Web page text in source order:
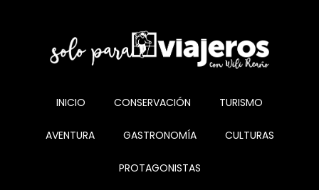
INICIO CONSERVACIÓN TURISMO
AVENTURA GASTRONOMÍA CULTURAS
PROTAGONISTAS